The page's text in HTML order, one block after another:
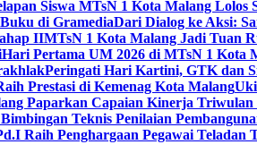
Siswa MTsN 1 Kota Malang Lolos
di GramediaDari Dialog ke Aksi:
IIMTsN 1 Kota Malang Jadi Tuan
Hari Pertama UM 2026 di MTsN 1 Kota
Peringati Hari Kartini, GTK dan
Prestasi di Kemenag Kota Malang
Paparkan Capaian Kinerja
Teknis Penilaian
Raih Penghargaan Pegawai Teladan